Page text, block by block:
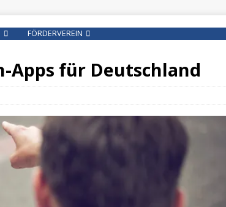
FÖRDERVEREIN
Apps für Deutschland